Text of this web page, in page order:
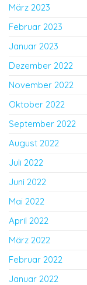
März 2023
Februar 2023
Januar 2023
Dezember 2022
November 2022
Oktober 2022
September 2022
August 2022
Juli 2022
Juni 2022
Mai 2022
April 2022
März 2022
Februar 2022
Januar 2022